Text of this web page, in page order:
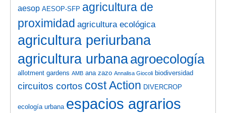
aesop AESOP-SFP agricultura de
proximidad agricultura ecológica
agricultura periurbana
agricultura urbanaagroecología
allotment gardens AMB ana zazo Annalisa Giocoli biodiversidad
circuitos cortos cost Action DIVERCROP
ecología urbana espacios agrarios